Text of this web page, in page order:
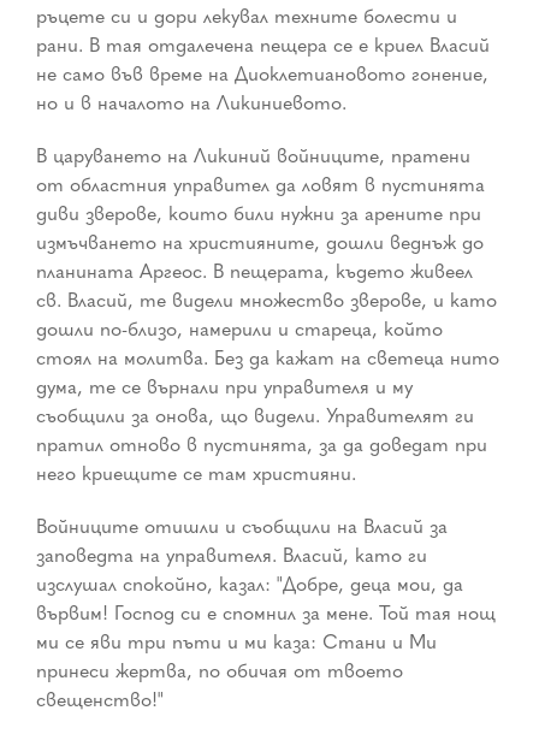
ръцете си и дори лекувал техните болести и
рани. В тая отдалечена пещера се е криел Власий
не само във време на Диоклетиановото гонение,
но и в началото на Ликиниевото.
В царуването на Ликиний войниците, пратени
от областния управител да ловят в пустинята
диви зверове, които били нужни за арените при
измъчването на християните, дошли веднъж до
планината Аргеос. В пещерата, където живеел
св. Власий, те видели множество зверове, и като
дошли по-близо, намерили и стареца, който
стоял на молитва. Без да кажат на светеца нито
дума, те се върнали при управителя и му
съобщили за онова, що видели. Управителят ги
пратил отново в пустинята, за да доведат при
него криещите се там християни.
Войниците отишли и съобщили на Власий за
заповедта на управителя. Власий, като ги
изслушал спокойно, казал: "Добре, деца мои, да
вървим! Господ си е спомнил за мене. Той тая нощ
ми се яви три пъти и ми каза: Стани и Ми
принеси жертва, по обичая от твоето
свещенство!"